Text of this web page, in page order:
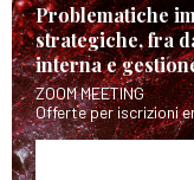
Problematiche
strategiche, fra
interna e
ZOOM MEETING
Offerte per iscrizioni